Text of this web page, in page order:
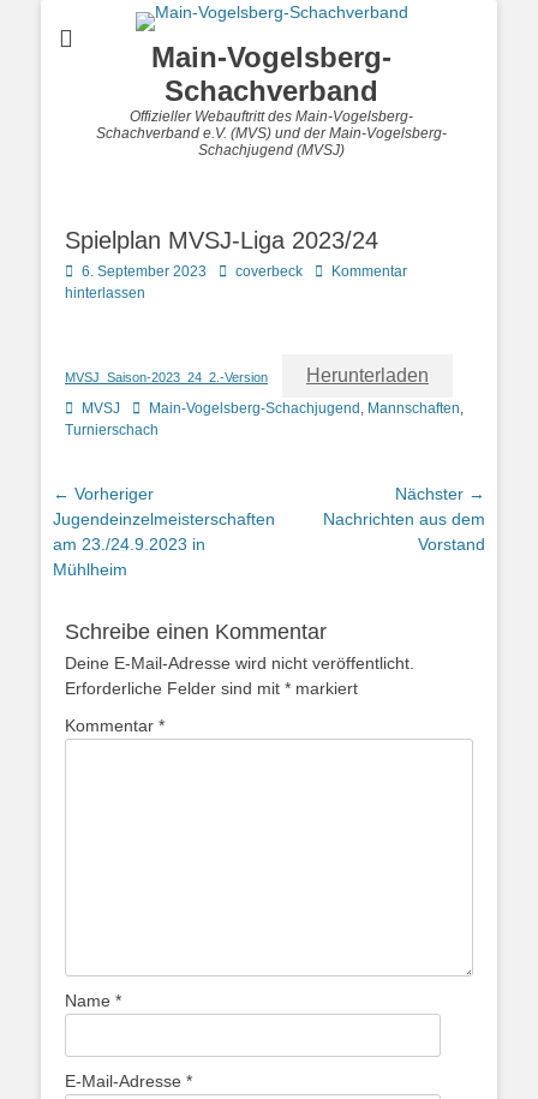
Main-Vogelsberg-
Schachverband
Offizieller Webauftritt des Main-Vogelsberg-
Schachverband e.V. (MVS) und der Main-Vogelsberg-
Schachjugend (MVSJ)
Spielplan MVSJ-Liga 2023/24
Posted
on
6. September 2023 Autorcoverbeck
Kommentar
hinterlassen
MVSJ_Saison-2023_24_2.-Version Herunterladen
Kategorien
MVSJ Schlagworte
Main-Vogelsberg-Schachjugend , Mannschaften,
Turnierschach
Beitragsnavigation
← Vorheriger
Vorheriger
Beitrag:
Jugendeinzelmeisterschaften
am 23./24.9.2023 in
Mühlheim
Nächster →
NächsterNachrichten aus dem
Vorstand
Schreibe einen Kommentar
Deine E-Mail-Adresse wird nicht veröffentlicht.
Erforderliche Felder sind mit * markiert
Kommentar *
Name *
E-Mail-Adresse *